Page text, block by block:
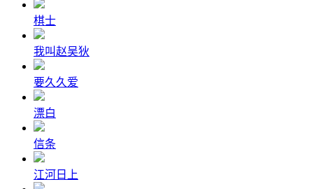
棋士
我叫赵吴狄
要久久爱
漂白
信条
江河日上